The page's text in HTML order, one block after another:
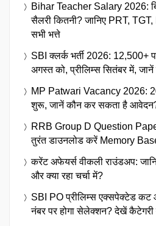
Bihar Teacher Salary 2026:
सैलरी कितनी? जानिए PRT,
सभी भत्ते
SBI क्लर्क भर्ती 2026: 12,500+
अगस्त को, प्रीलिम्स सितंबर में, जानें
MP Patwari Vacancy 2026:
शुरू, जानें कौन कर सकता है
RRB Group D Question
तुरंत डाउनलोड करें Memory
करेंट अफेयर्स वीकली राउंडअप:
और क्या रहा चर्चा में?
SBI PO प्रीलिम्स एक्सपेक्टेड
नंबर पर होगा सेलेक्शन? देखें